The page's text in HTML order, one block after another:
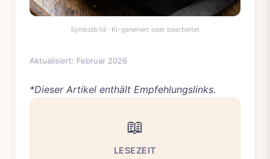
Aktualisiert: Februar 2026
*Dieser Artikel enthält Empfehlungslinks.
📖
LESEZEIT